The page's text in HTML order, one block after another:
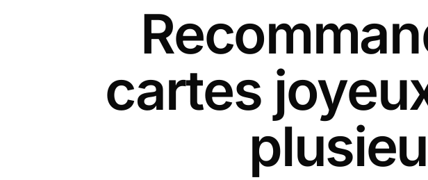
cartes